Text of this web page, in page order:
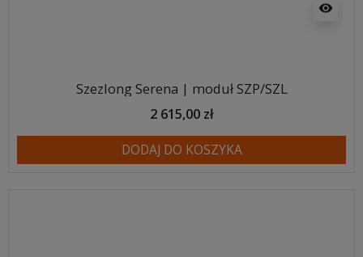
visibility
Szezlong Serena | moduł SZP/SZL
2 615,00 zł
DODAJ DO KOSZYKA